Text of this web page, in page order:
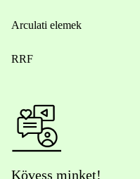
Arculati elemek
RRF
Kövess minket!